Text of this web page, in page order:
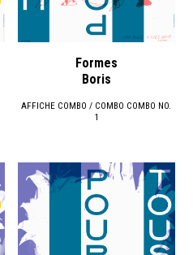
Formes
Boris
AFFICHE COMBO / COMBO COMBO NO.
1